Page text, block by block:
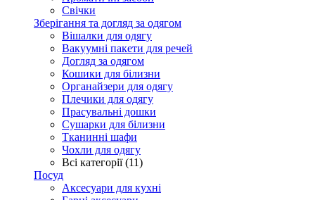
Свічки
Зберігання та догляд за одягом
Вішалки для одягу
Вакуумні пакети для речей
Догляд за одягом
Кошики для білизни
Органайзери для одягу
Плечики для одягу
Прасувальні дошки
Сушарки для білизни
Тканинні шафи
Чохли для одягу
Всі категорії (11)
Посуд
Аксесуари для кухні